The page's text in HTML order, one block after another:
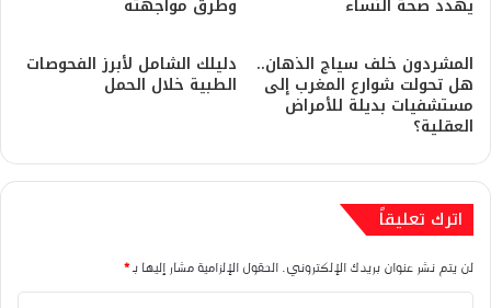
يهدد صحة النساء
وطرق مواجهته
​المشردون خلف سياج الذهان..
هل تحولت شوارع المغرب إلى
مستشفيات بديلة للأمراض
العقلية؟
دليلك الشامل لأبرز الفحوصات
الطبية خلال الحمل
اترك تعليقاً
لن يتم نشر عنوان بريدك الإلكتروني. الحقول الإلزامية مشار إليها بـ*